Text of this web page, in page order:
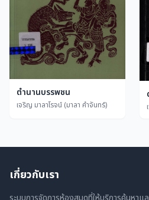
ตำนานบรรพชน
เจริญ มาลาโรจน์ (มาลา คำจันทร์)
เกี่ยวกับเรา
ระบบการจัดการห้องสมุดที่ให้บริการค้นหาแ